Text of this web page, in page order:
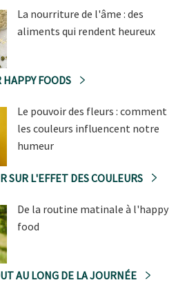
La nourriture de l'âme : des
aliments qui rendent heureux
HAPPY FOODS
Le pouvoir des fleurs : comment
les couleurs influencent notre
humeur
SUR L'EFFET DES COULEURS
De la routine matinale à l'happy
food
AU LONG DE LA JOURNÉE